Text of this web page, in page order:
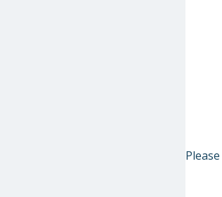
Please